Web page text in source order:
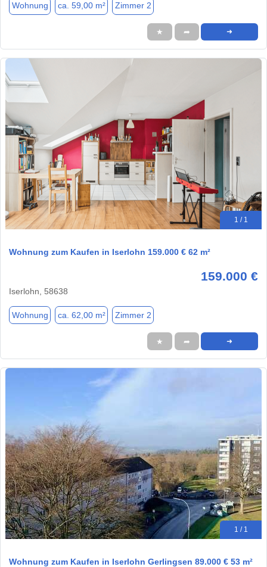
Wohnung ca. 59,00 m² Zimmer 2
★ ➦ ➜
1 / 1
Wohnung zum Kaufen in Iserlohn 159.000 € 62 m²
159.000 €
Iserlohn, 58638
Wohnung ca. 62,00 m² Zimmer 2
★ ➦ ➜
1 / 1
Wohnung zum Kaufen in Iserlohn Gerlingsen 89.000 € 53 m²